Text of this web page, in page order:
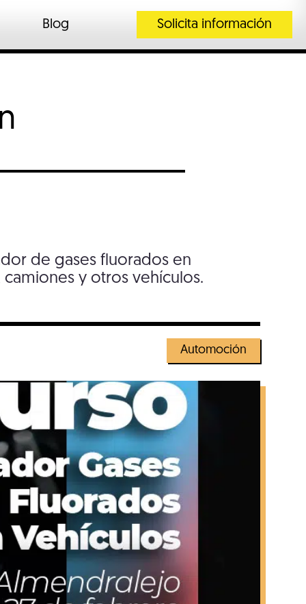
Blog Solicita información
de gases fluorados en
y otros vehículos.
Automoción